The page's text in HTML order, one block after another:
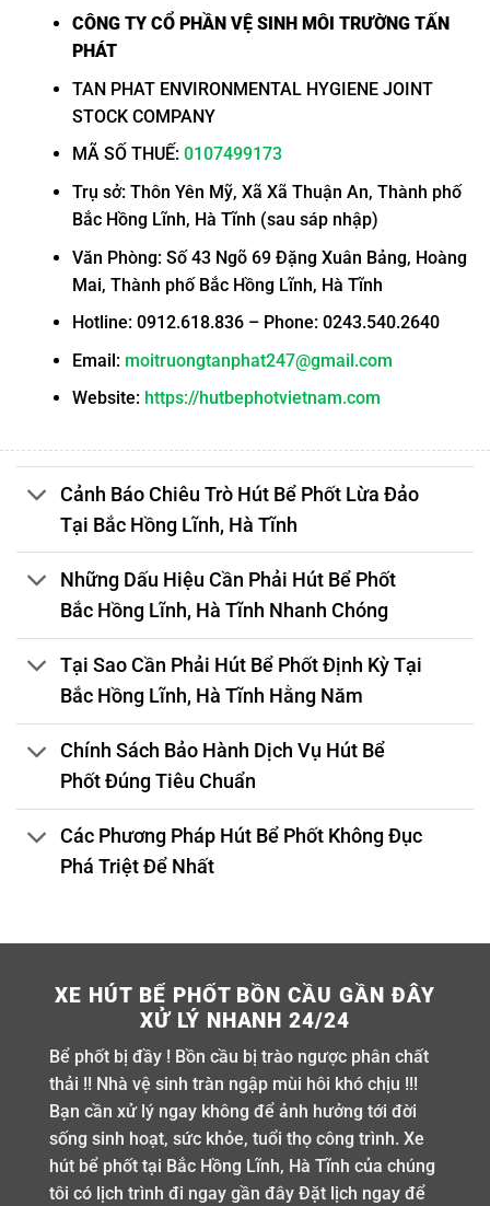
CÔNG TY CỔ PHẦN VỆ SINH MÔI TRƯỜNG TẤN
PHÁT
TAN PHAT ENVIRONMENTAL HYGIENE JOINT
STOCK COMPANY
MÃ SỐ THUẾ: 0107499173
Trụ sở: Thôn Yên Mỹ, Xã Xã Thuận An, Thành phố
Bắc Hồng Lĩnh, Hà Tĩnh (sau sáp nhập)
Văn Phòng: Số 43 Ngõ 69 Đặng Xuân Bảng, Hoàng
Mai, Thành phố Bắc Hồng Lĩnh, Hà Tĩnh
Hotline: 0912.618.836 – Phone: 0243.540.2640
Email: moitruongtanphat247@gmail.com
Website: https://hutbephotvietnam.com
Cảnh Báo Chiêu Trò Hút Bể Phốt Lừa Đảo
Tại Bắc Hồng Lĩnh, Hà Tĩnh
Những Dấu Hiệu Cần Phải Hút Bể Phốt
Bắc Hồng Lĩnh, Hà Tĩnh Nhanh Chóng
Tại Sao Cần Phải Hút Bể Phốt Định Kỳ Tại
Bắc Hồng Lĩnh, Hà Tĩnh Hằng Năm
Chính Sách Bảo Hành Dịch Vụ Hút Bể
Phốt Đúng Tiêu Chuẩn
Các Phương Pháp Hút Bể Phốt Không Đục
Phá Triệt Để Nhất
XE HÚT BỂ PHỐT BỒN CẦU GẦN ĐÂY
XỬ LÝ NHANH 24/24
Bể phốt bị đầy ! Bồn cầu bị trào ngược phân chất
thải !! Nhà vệ sinh tràn ngập mùi hôi khó chịu !!!
Bạn cần xử lý ngay không để ảnh hưởng tới đời
sống sinh hoạt, sức khỏe, tuổi thọ công trình. Xe
hút bể phốt tại Bắc Hồng Lĩnh, Hà Tĩnh của chúng
tôi có lịch trình đi ngay gần đây Đặt lịch ngay để